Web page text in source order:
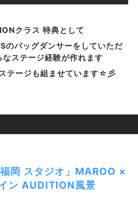
クラス 特典として
のバッグダンサーをしていただ
なステージ経験が作れます
テージも組ませています☆彡
福岡 スタジオ」MAROO ×
ン AUDITION風景